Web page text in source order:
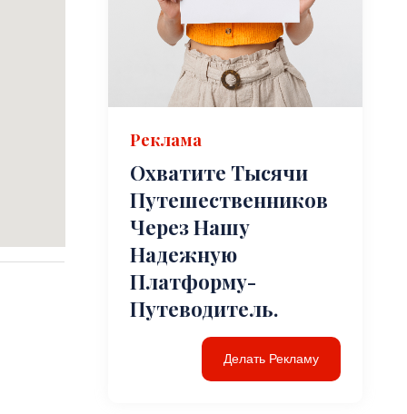
Реклама
Охватите Тысячи
Путешественников
Через Нашу
Надежную
Платформу-
Путеводитель.
Делать Рекламу